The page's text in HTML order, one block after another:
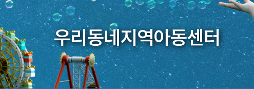
우리동네지역아동센터